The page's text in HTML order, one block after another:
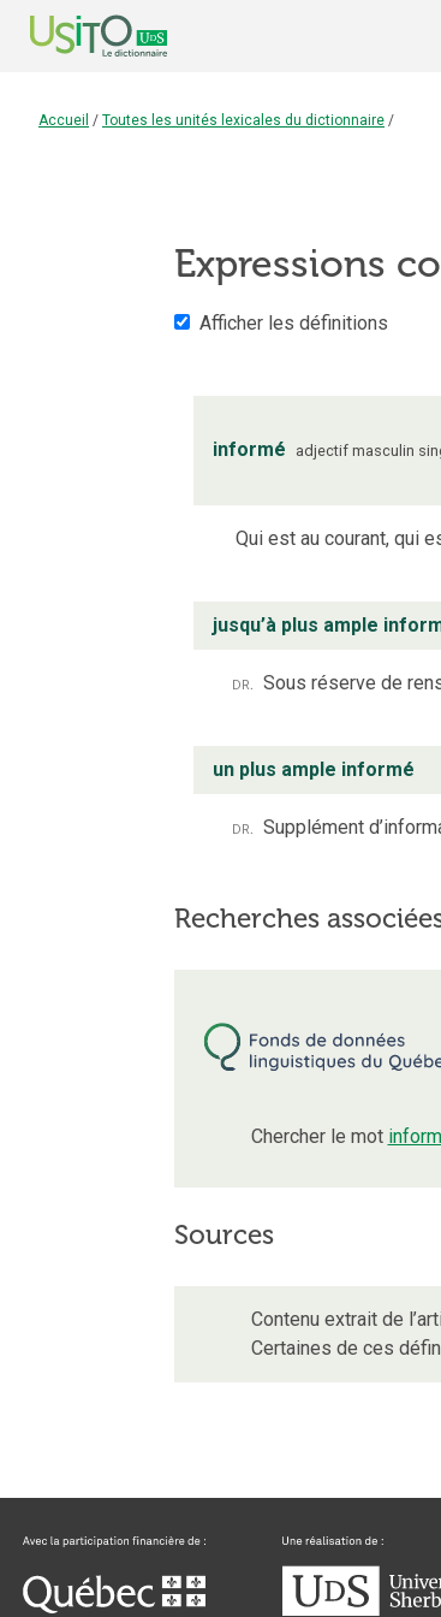
Accueil / Toutes les unités lexicales du dictionnaire /
Expressions
Afficher les définitions
informé adjectif masculin
Qui est au courant, qui
jusqu’à plus ample
dr. Sous réserve de
un plus ample informé
dr. Supplément
Recherches
Chercher le mot
Sources
Contenu extrait de
Certaines de ces